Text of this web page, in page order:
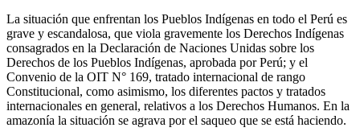
La situación que enfrentan los Pueblos Indígenas en todo el Perú es
grave y escandalosa, que viola gravemente los Derechos Indígenas
consagrados en la Declaración de Naciones Unidas sobre los
Derechos de los Pueblos Indígenas, aprobada por Perú; y el
Convenio de la OIT N° 169, tratado internacional de rango
Constitucional, como asimismo, los diferentes pactos y tratados
internacionales en general, relativos a los Derechos Humanos. En la
amazonía la situación se agrava por el saqueo que se está haciendo.